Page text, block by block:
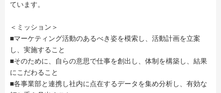
ています。
＜ミッション＞
■マーケティング活動のあるべき姿を模索し、活動計画を立案
し、実施すること
■そのために、自らの意思で仕事を創出し、体制を構築し、結果
にこだわること
■各事業部と連携し社内に点在するデータを集め分析し、有効な